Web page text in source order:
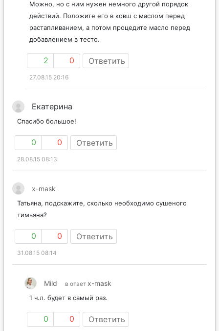
Можно, но с ним нужен немного другой порядок
действий. Положите его в ковш с маслом перед
растапливанием, а потом процедите масло перед
добавлением в тесто.
2 0 Ответить
27.08.15 20:16
Екатерина
Спасибо большое!
0 0 Ответить
28.08.15 08:13
x-mask
Татьяна, подскажите, сколько необходимо сушеного
тимьяна?
0 0 Ответить
31.08.15 08:14
Mild в ответ x-mask
1 ч.л. будет в самый раз.
0 0 Ответить